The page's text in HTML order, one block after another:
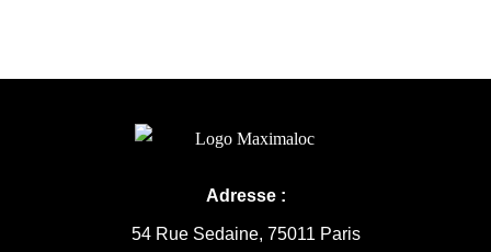
Adresse :
54 Rue Sedaine, 75011 Paris